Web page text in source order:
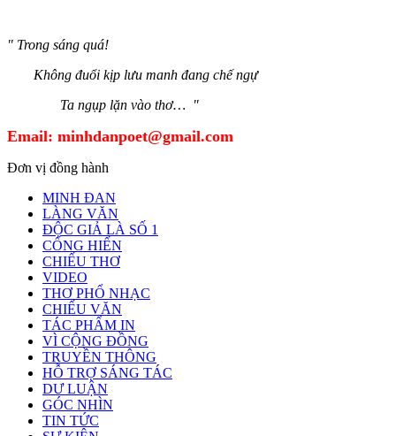
" Trong sáng quá!
Không đuổi kịp lưu manh đang chế ngự
Ta ngụp lặn vào thơ… "
Email: minhdanpoet@gmail.com
Đơn vị đồng hành
MINH ĐAN
LÀNG VĂN
ĐỘC GIẢ LÀ SỐ 1
CỐNG HIẾN
CHIẾU THƠ
VIDEO
THƠ PHỔ NHẠC
CHIẾU VĂN
TÁC PHẨM IN
VÌ CỘNG ĐỒNG
TRUYỀN THÔNG
HỖ TRỢ SÁNG TÁC
DƯ LUẬN
GÓC NHÌN
TIN TỨC